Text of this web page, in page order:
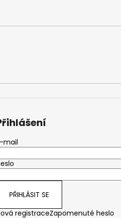
mail
PŘIHLÁSIT SE
registraceZapomenuté heslo